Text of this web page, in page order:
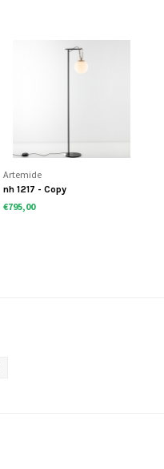
Artemide
nh 1217 - Copy
€795,00